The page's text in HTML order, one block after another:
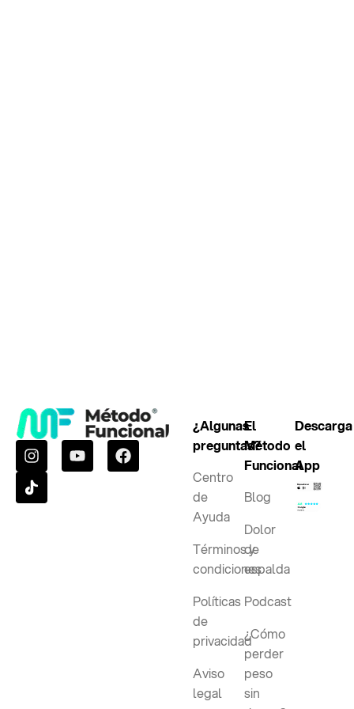
¿Algunas
preguntas?
Centro
de
Ayuda
Términos y
condiciones
Políticas
de
privacidad
Aviso
legal
El
Método
Funcional
Blog
Dolor
de
espalda
Podcast
¿Cómo
perder
peso
sin
Descarga
el
App